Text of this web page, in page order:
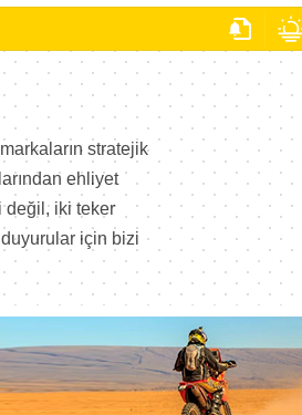
stratejik
ehliyet
değil, iki teker
için bizi